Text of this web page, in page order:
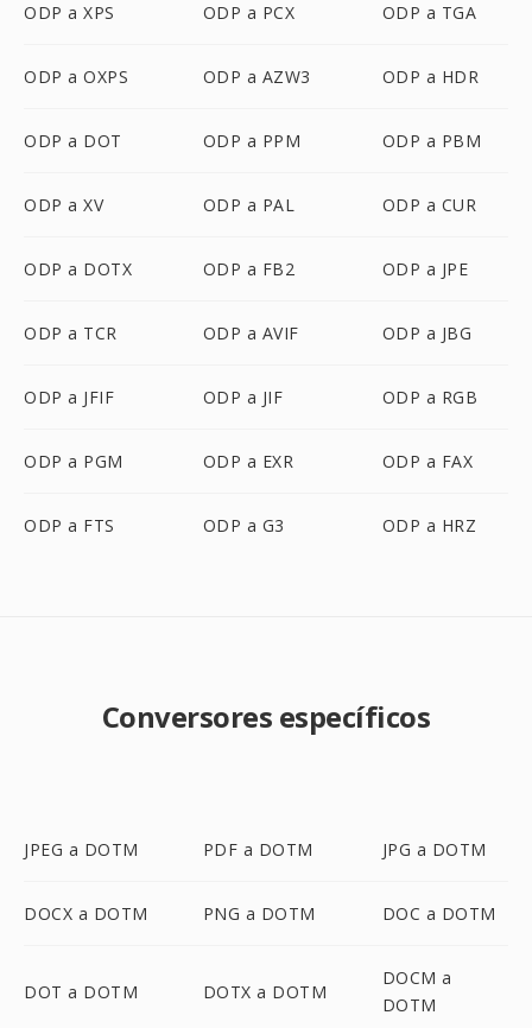
ODP a XPS ODP a PCX ODP a TGA
ODP a OXPS ODP a AZW3 ODP a HDR
ODP a DOT ODP a PPM ODP a PBM
ODP a XV ODP a PAL ODP a CUR
ODP a DOTX ODP a FB2 ODP a JPE
ODP a TCR ODP a AVIF ODP a JBG
ODP a JFIF ODP a JIF ODP a RGB
ODP a PGM ODP a EXR ODP a FAX
ODP a FTS ODP a G3 ODP a HRZ
Conversores específicos
JPEG a DOTM PDF a DOTM JPG a DOTM
DOCX a DOTM PNG a DOTM DOC a DOTM
DOT a DOTM DOTX a DOTM
DOCM a
DOTM